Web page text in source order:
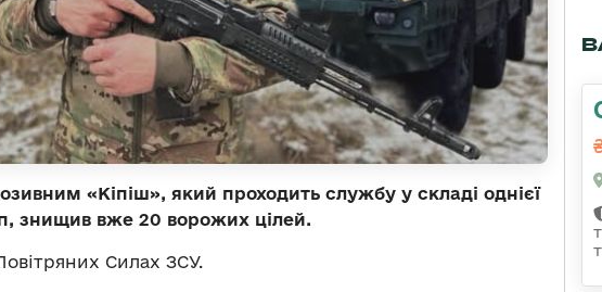
«Кіпіш», який проходить службу у складі однієї
знищив вже 20 ворожих цілей.
Силах ЗСУ.